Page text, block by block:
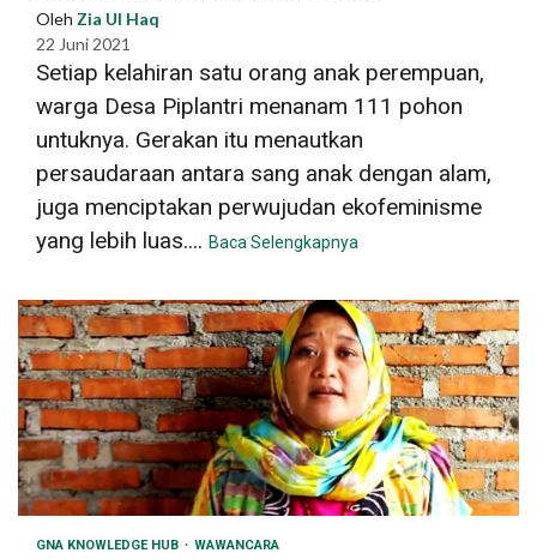
Oleh Zia Ul Haq
22 Juni 2021
Setiap kelahiran satu orang anak perempuan,
warga Desa Piplantri menanam 111 pohon
untuknya. Gerakan itu menautkan
persaudaraan antara sang anak dengan alam,
juga menciptakan perwujudan ekofeminisme
yang lebih luas.... Baca Selengkapnya
GNA KNOWLEDGE HUB WAWANCARA